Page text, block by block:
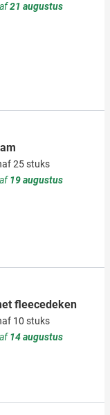
21 augustus
25 stuks
19 augustus
fleecedeken
10 stuks
14 augustus